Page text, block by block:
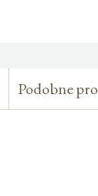
Podobne